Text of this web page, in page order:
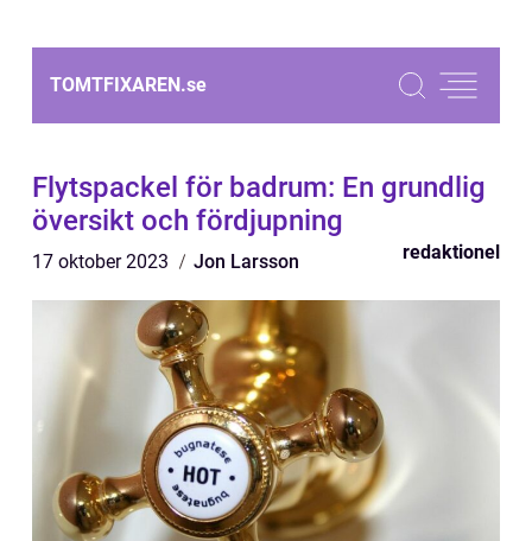
TOMTFIXAREN.se
Flytspackel för badrum: En grundlig
översikt och fördjupning
17 oktober 2023 Jon Larsson redaktionel